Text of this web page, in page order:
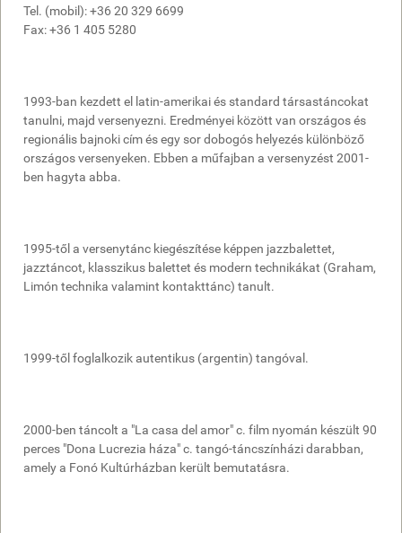
Tel. (mobil): +36 20 329 6699
Fax: +36 1 405 5280
1993-ban kezdett el latin-amerikai és standard társastáncokat
tanulni, majd versenyezni. Eredményei között van országos és
regionális bajnoki cím és egy sor dobogós helyezés különböző
országos versenyeken. Ebben a műfajban a versenyzést 2001-
ben hagyta abba.
1995-től a versenytánc kiegészítése képpen jazzbalettet,
jazztáncot, klasszikus balettet és modern technikákat (Graham,
Limón technika valamint kontakttánc) tanult.
1999-től foglalkozik autentikus (argentin) tangóval.
2000-ben táncolt a "La casa del amor" c. film nyomán készült 90
perces "Dona Lucrezia háza" c. tangó-táncszínházi darabban,
amely a Fonó Kultúrházban került bemutatásra.